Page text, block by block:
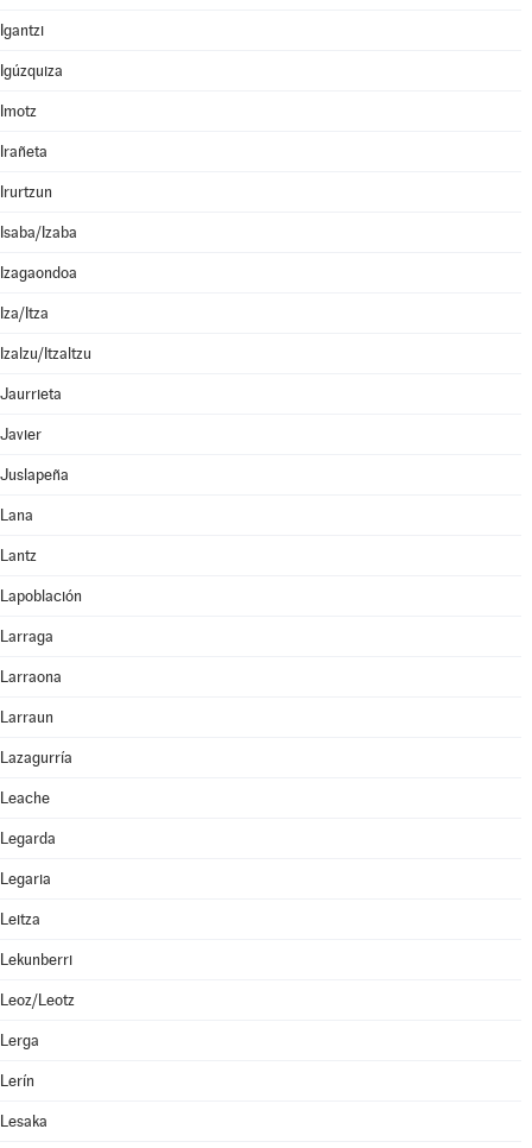
Igantzi
Igúzquiza
Imotz
Irañeta
Irurtzun
Isaba/Izaba
Izagaondoa
Iza/Itza
Izalzu/Itzaltzu
Jaurrieta
Javier
Juslapeña
Lana
Lantz
Lapoblación
Larraga
Larraona
Larraun
Lazagurría
Leache
Legarda
Legaria
Leitza
Lekunberri
Leoz/Leotz
Lerga
Lerín
Lesaka